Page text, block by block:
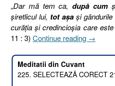
„Dar mă tem ca,după cum
şiretlicul lui, tot aşa şi
curăţia şi credincioşia care
11 : 3) Continue reading „225.
21.
BĂTAIA
→